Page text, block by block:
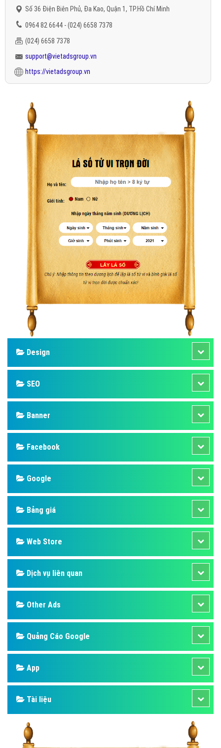
Số 36 Điện Biên Phủ, Đa Kao, Quận 1, TP.Hồ Chí Minh
0964 82 6644 - (024) 6658 7378
(024) 6658 7378
support@vietadsgroup.vn
https://vietadsgroup.vn
Design
SEO
Banner
Facebook
Google
Bảng giá
Web Store
Dịch vụ liên quan
Other Ads
Quảng Cáo Google
App
Tài liệu